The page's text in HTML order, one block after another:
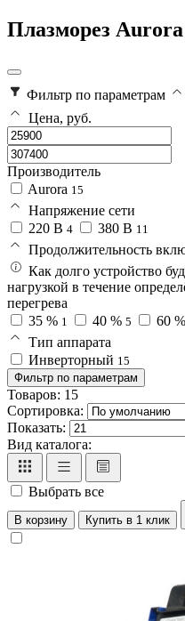
Плазморез
Фильтр по параметрам
Цена, руб.
Производитель
Aurora 15
Напряжение сети
220 В 4 380 В 11
Продолжительность
Как долго устройство
нагрузкой в течение
перегрева
35 % 1 40 % 5 60 %
Тип аппарата
Инверторный 15
Фильтр по параметрам
Товаров: 15
Сортировка:
Показать:
Вид каталога:
Выбрать все
В корзину Купить в 1 клик